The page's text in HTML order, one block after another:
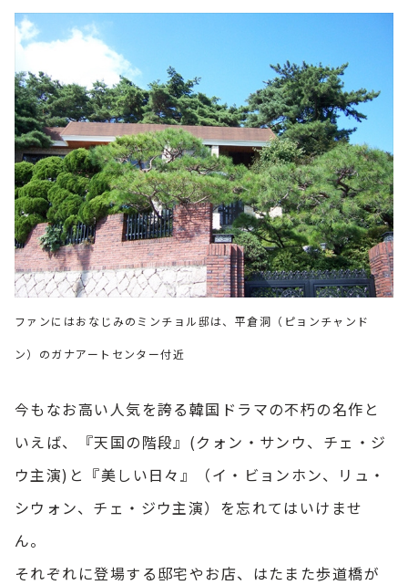
ファンにはおなじみのミンチョル邸は、平倉洞（ピョンチャンド
ン）のガナアートセンター付近
今もなお高い人気を誇る韓国ドラマの不朽の名作と
いえば、『天国の階段』(クォン・サンウ、チェ・ジ
ウ主演)と『美しい日々』（イ・ビョンホン、リュ・
シウォン、チェ・ジウ主演）を忘れてはいけませ
ん。
それぞれに登場する邸宅やお店、はたまた歩道橋が